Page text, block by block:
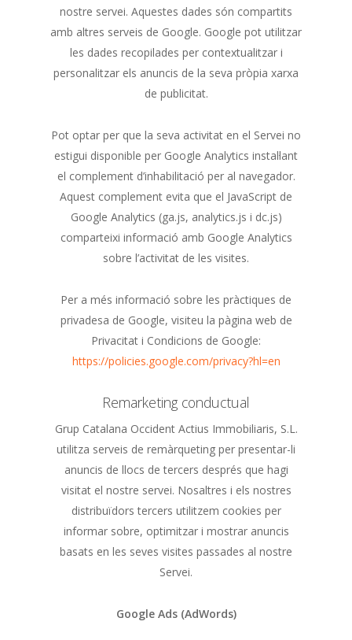
nostre servei. Aquestes dades són compartits
amb altres serveis de Google. Google pot utilitzar
les dades recopilades per contextualitzar i
personalitzar els anuncis de la seva pròpia xarxa
de publicitat.
Pot optar per que la seva activitat en el Servei no
estigui disponible per Google Analytics instal·lant
el complement d’inhabilitació per al navegador.
Aquest complement evita que el JavaScript de
Google Analytics (ga.js, analytics.js i dc.js)
comparteixi informació amb Google Analytics
sobre l’activitat de les visites.
Per a més informació sobre les pràctiques de
privadesa de Google, visiteu la pàgina web de
Privacitat i Condicions de Google:
https://policies.google.com/privacy?hl=en
Remarketing conductual
Grup Catalana Occident Actius Immobiliaris, S.L.
utilitza serveis de remàrqueting per presentar-li
anuncis de llocs de tercers després que hagi
visitat el nostre servei. Nosaltres i els nostres
distribuïdors tercers utilitzem cookies per
informar sobre, optimitzar i mostrar anuncis
basats en les seves visites passades al nostre
Servei.
Google Ads (AdWords)